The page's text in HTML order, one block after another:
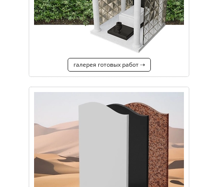
галерея готовых работ ⇢